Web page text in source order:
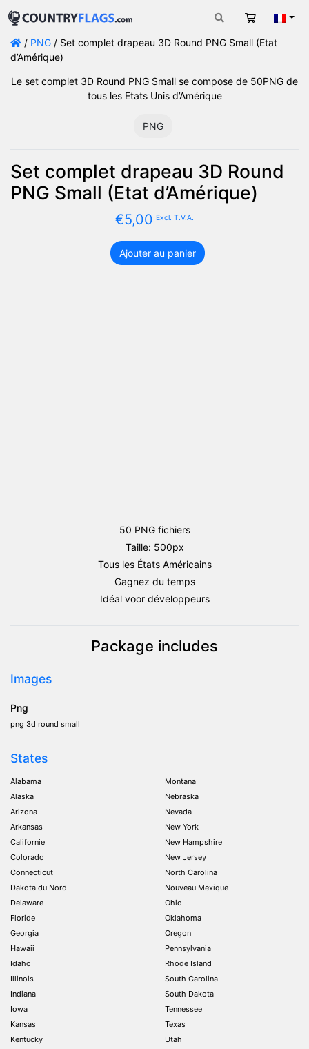
Panier
/ PNG / Set complet drapeau 3D Round PNG Small (Etat
d’Amérique)
Le set complet 3D Round PNG Small se compose de 50PNG de
tous les Etats Unis d’Amérique
PNG
Set complet drapeau 3D Round
PNG Small (Etat d’Amérique)
€5,00 Excl. T.V.A.
quantité
Ajouter au panier
50 PNG fichiers
Taille: 500px
Tous les États Américains
Gagnez du temps
Idéal voor développeurs
Package includes
Images
Png
png 3d round small
States
Alabama
Alaska
Arizona
Arkansas
Californie
Colorado
Connecticut
Dakota du Nord
Delaware
Floride
Georgia
Hawaii
Idaho
Illinois
Indiana
Iowa
Kansas
Kentucky
Montana
Nebraska
Nevada
New York
New Hampshire
New Jersey
North Carolina
Nouveau Mexique
Ohio
Oklahoma
Oregon
Pennsylvania
Rhode Island
South Carolina
South Dakota
Tennessee
Texas
Utah